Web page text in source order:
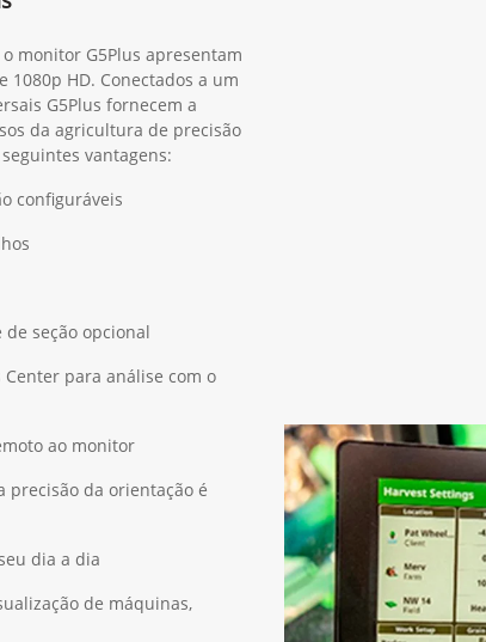
monitor G5Plus apresentam
1080p HD. Conectados a um
G5Plus fornecem a
da agricultura de precisão
vantagens:
configuráveis
seção opcional
para análise com o
ao monitor
precisão da orientação é
dia a dia
de máquinas,